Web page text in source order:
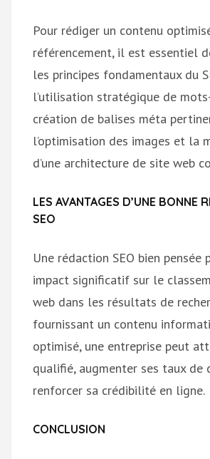
Pour rédiger un contenu
référencement, il est essentiel
les principes fondamentaux du
l’utilisation stratégique de
création de balises méta
l’optimisation des images et la
d’une architecture de site web
LES AVANTAGES D’UNE BONNE
SEO
Une rédaction SEO bien pensée
impact significatif sur le
web dans les résultats de
fournissant un contenu
optimisé, une entreprise peut
qualifié, augmenter ses taux de
renforcer sa crédibilité en ligne.
CONCLUSION